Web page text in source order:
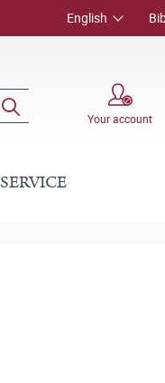
English
Your account
SERVICE